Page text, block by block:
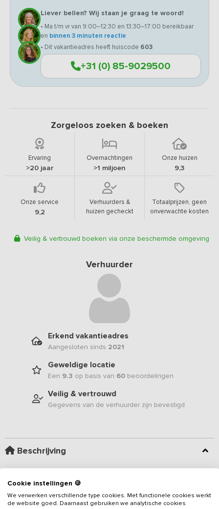
Liever bellen? Wij staan je graag te woord!
• Ma t/m vr van 9:00–12:30 en 13:30–17:00 bereikbaar
en binnen 3 minuten reactie
• Dit vakantieadres heeft huiscode 603
+31 (0) 85-9029500
Zorgeloos zoeken & boeken
Ervaring
>20 jaar
Overnachtingen
>1 miljoen
Onze huizen
9,3
Onze service
9,2
Verhuurders &
huizen gecheckt
Totaalprijzen, geen
onverwachte kosten
Veilig & vertrouwd boeken via onze beschermde omgeving
Verhuurder
Erkend vakantieadres
Aangesloten sinds 2021
Geweldige locatie
Een 9.3 op basis van 60 beoordelingen
Veilig & vertrouwd
Gegevens van de verhuurder zijn bevestigd
Beschrijving
landelijke inrichting, oude gebintbalken en de ligging vlakbij het
Drents- Friese Wold maken hetvakantieadresuitermate geschikt
voor een vakantie met familie en vrienden die op zoek zijn naar
Cookie instellingen 🍪
We verwerken verschillende type cookies. Met functionele cookies werkt
de website goed. Daarnaast gebruiken we analytische cookies